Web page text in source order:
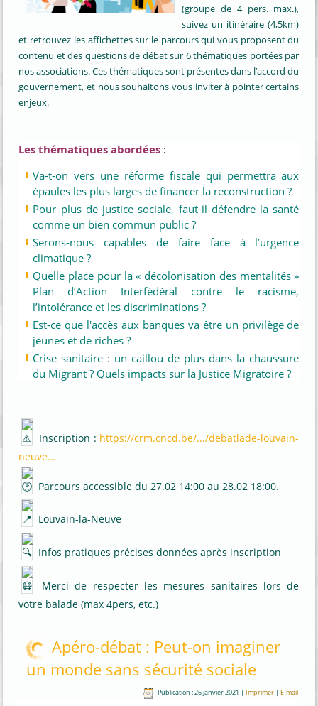
(groupe de 4 pers. max.),
suivez un itinéraire (4,5km)
et retrouvez les affichettes sur le parcours qui vous proposent du
contenu et des questions de débat sur 6 thématiques portées par
nos associations. Ces thématiques sont présentes dans l’accord du
gouvernement, et nous souhaitons vous inviter à pointer certains
enjeux.
Les thématiques abordées :
Va-t-on vers une réforme fiscale qui permettra aux
épaules les plus larges de financer la reconstruction ?
Pour plus de justice sociale, faut-il défendre la santé
comme un bien commun public ?
Serons-nous capables de faire face à l’urgence
climatique ?
Quelle place pour la « décolonisation des mentalités »
Plan d’Action Interfédéral contre le racisme,
l’intolérance et les discriminations ?
Est-ce que l'accès aux banques va être un privilège de
jeunes et de riches ?
Crise sanitaire : un caillou de plus dans la chaussure
du Migrant ? Quels impacts sur la Justice Migratoire ?
Inscription : https://crm.cncd.be/.../debatlade-louvain-
neuve...
Parcours accessible du 27.02 14:00 au 28.02 18:00.
Louvain-la-Neuve
Infos pratiques précises données après inscription
Merci de respecter les mesures sanitaires lors de
votre balade (max 4pers, etc.)
Apéro-débat : Peut-on imaginer
un monde sans sécurité sociale
Publication : 26 janvier 2021 |Imprimer |E-mail